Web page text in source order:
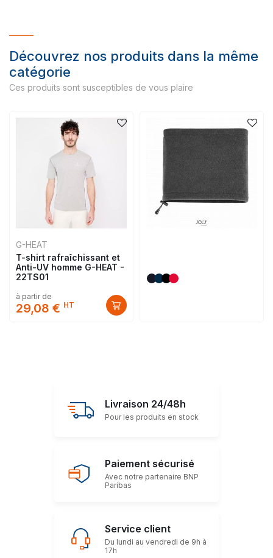
Découvrez nos produits dans la même
catégorie
Ces produits sont susceptibles de vous plaire
G-HEAT
T-shirt rafraîchissant et
Anti-UV homme G-HEAT -
22TS01
à partir de
29,08 € HT
Livraison 24/48h
Pour les produits en stock
Paiement sécurisé
Avec notre partenaire BNP
Paribas
Service client
Du lundi au vendredi de 9h à
17h